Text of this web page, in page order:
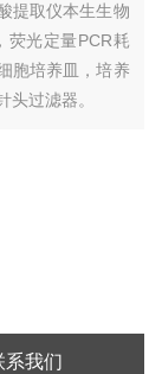
提取仪本生生物
荧光定量PCR耗
胞培养皿，培养
头过滤器。
系我们